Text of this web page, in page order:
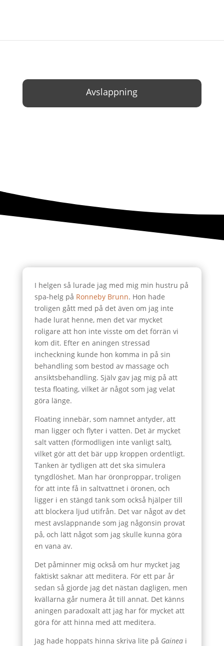
Avslappning
I helgen så lurade jag med mig min hustru på
spa-helg på Ronneby Brunn. Hon hade
troligen gått med på det även om jag inte
hade lurat henne, men det var mycket
roligare att hon inte visste om det förrän vi
kom dit. Efter en aningen stressad
incheckning kunde hon komma in på sin
behandling som bestod av massage och
ansiktsbehandling. Själv gav jag mig på att
testa floating, vilket är något som jag velat
göra länge.
Floating innebär, som namnet antyder, att
man ligger och flyter i vatten. Det är mycket
salt vatten (förmodligen inte vanligt salt),
vilket gör att det bär upp kroppen ordentligt.
Tanken är tydligen att det ska simulera
tyngdlöshet. Man har öronproppar, troligen
för att inte få in saltvattnet i öronen, och
ligger i en stängd tank som också hjälper till
att blockera ljud utifrån. Det var något av det
mest avslappnande som jag någonsin provat
på, och lätt något som jag skulle kunna göra
en vana av.
Det påminner mig också om hur mycket jag
faktiskt saknar att meditera. För ett par år
sedan så gjorde jag det nästan dagligen, men
kvällarna går numera åt till annat. Det känns
aningen paradoxalt att jag har för mycket att
göra för att hinna med att meditera.
Jag hade hoppats hinna skriva lite på Gaineai